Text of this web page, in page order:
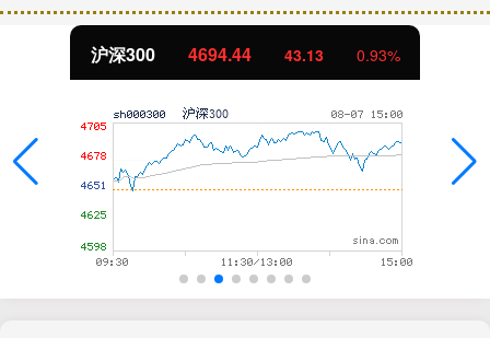
沪深300 4694.44 43.13 0.93%